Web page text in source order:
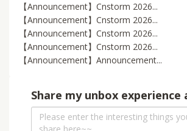
【Announcement】Cnstorm 2026...
【Announcement】Cnstorm 2026...
【Announcement】Cnstorm 2026...
【Announcement】Cnstorm 2026...
【Announcement】Announcement...
Share my unbox experience